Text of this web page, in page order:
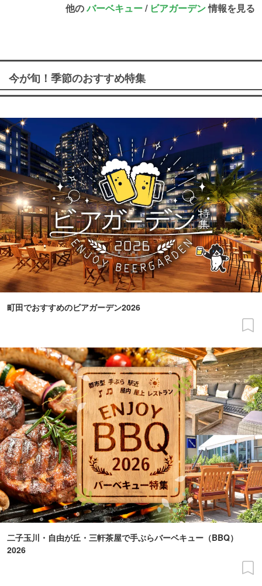
他のバーベキュー/ ビアガーデン情報を見る
今が旬！季節のおすすめ特集
町田でおすすめのビアガーデン2026
二子玉川・自由が丘・三軒茶屋で手ぶらバーベキュー（BBQ）
2026